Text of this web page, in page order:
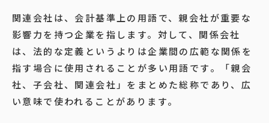
関連会社は、会計基準上の用語で、親会社が重要な
影響力を持つ企業を指します。対して、関係会社
は、法的な定義というよりは企業間の広範な関係を
指す場合に使用されることが多い用語です。「親会
社、子会社、関連会社」をまとめた総称であり、広
い意味で使われることがあります。